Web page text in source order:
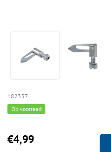
182337
Op voorraad
€4,99